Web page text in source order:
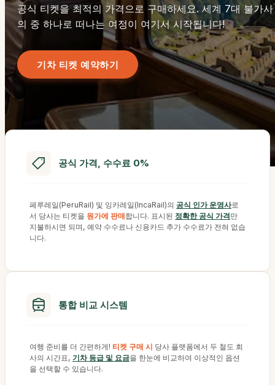
공식 티켓을 최적의 가격으로 구매하세요. 세계 7대 불가사
의 중 하나로 떠나는 여정이 여기서 시작됩니다!
기차 티켓 예약하기
공식 가격, 수수료 0%
페루레일(PeruRail) 및 잉카레일(IncaRail)의 공식 인가 운영사로
서 당사는 티켓을 원가에 판매합니다. 표시된 정확한 공식 가격만
지불하시면 되며, 예약 수수료나 신용카드 추가 수수료가 전혀 없습
니다.
통합 비교 시스템
여행 준비를 더 간편하게! 티켓 구매 시 당사 플랫폼에서 두 철도 회
사의 시간표, 기차 등급 및 요금을 한눈에 비교하여 이상적인 옵션
을 선택할 수 있습니다.